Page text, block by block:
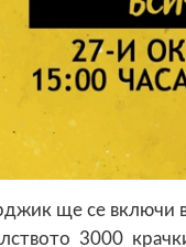
ще се включи
3000